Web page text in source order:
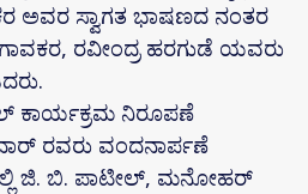
ಅವರ ಸ್ವಾಗತ ಭಾಷಣದ ನಂತರ
ರವೀಂದ್ರ ಹರಗುಡೆ ಯವರು
ಕಾರ್ಯಕ್ರಮ ನಿರೂಪಣೆ
ರವರು ವಂದನಾರ್ಪಣೆ
ಜಿ. ಬಿ. ಪಾಟೀಲ್, ಮನೋಹರ್